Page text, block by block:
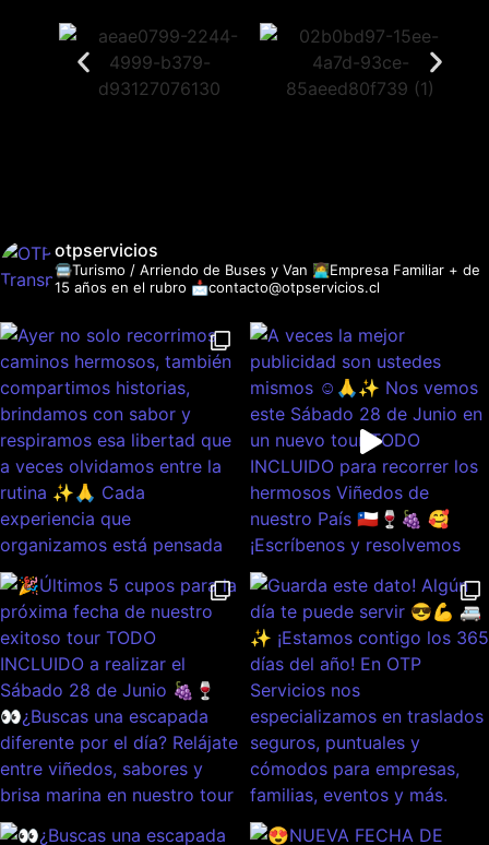
otpservicios
🚍Turismo / Arriendo de Buses y Van 👩‍💻Empresa Familiar + de
15 años en el rubro 📩contacto@otpservicios.cl